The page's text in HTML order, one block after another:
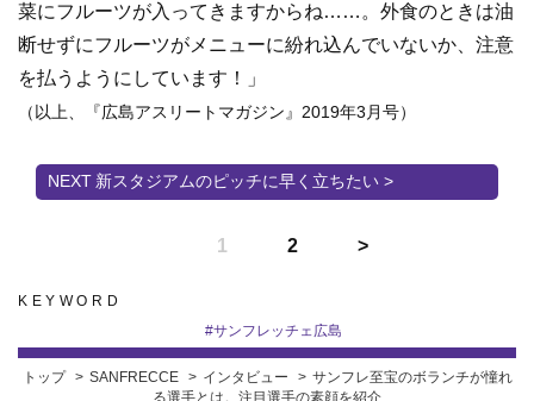
菜にフルーツが入ってきますからね……。外食のときは油
断せずにフルーツがメニューに紛れ込んでいないか、注意
を払うようにしています！」
（以上、『広島アスリートマガジン』2019年3月号）
新スタジアムのピッチに早く立ちたい >
1 2
KEYWORD
#サンフレッチェ広島
トップ SANFRECCE インタビュー
サンフレ至宝のボランチが憧れ